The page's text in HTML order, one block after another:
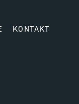
KONTAKT